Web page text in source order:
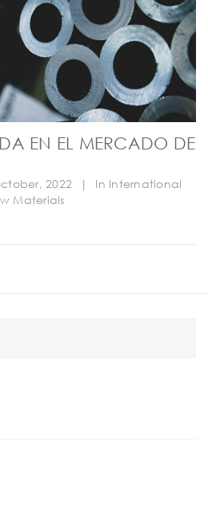
EN EL MERCADO DE
2022 | In International
Materials